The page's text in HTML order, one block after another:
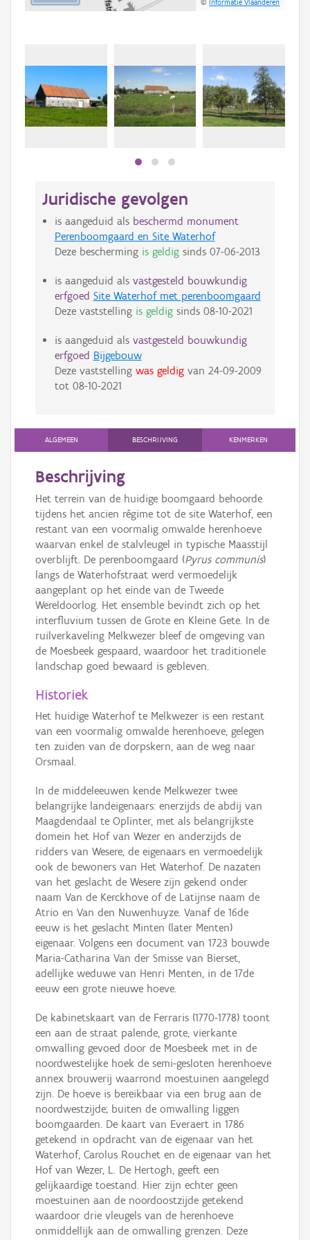
©Informatie Vlaanderen
Juridische gevolgen
is aangeduid als beschermd monument
Perenboomgaard en Site Waterhof
Deze bescherming is geldigsinds 07-06-2013
is aangeduid als vastgesteld bouwkundig
erfgoed Site Waterhof met perenboomgaard
Deze vaststelling is geldigsinds 08-10-2021
is aangeduid als vastgesteld bouwkundig
erfgoed Bijgebouw
Deze vaststelling was geldigvan 24-09-2009
tot 08-10-2021
ALGEMEEN BESCHRIJVING KENMERKEN
Beschrijving
Het terrein van de huidige boomgaard behoorde
tijdens het ancien régime tot de site Waterhof, een
restant van een voormalig omwalde herenhoeve
waarvan enkel de stalvleugel in typische Maasstijl
overblijft. De perenboomgaard (Pyrus communis)
langs de Waterhofstraat werd vermoedelijk
aangeplant op het einde van de Tweede
Wereldoorlog. Het ensemble bevindt zich op het
interfluvium tussen de Grote en Kleine Gete. In de
ruilverkaveling Melkwezer bleef de omgeving van
de Moesbeek gespaard, waardoor het traditionele
landschap goed bewaard is gebleven.
Historiek
Het huidige Waterhof te Melkwezer is een restant
van een voormalig omwalde herenhoeve, gelegen
ten zuiden van de dorpskern, aan de weg naar
Orsmaal.
In de middeleeuwen kende Melkwezer twee
belangrijke landeigenaars: enerzijds de abdij van
Maagdendaal te Oplinter, met als belangrijkste
domein het Hof van Wezer en anderzijds de
ridders van Wesere, de eigenaars en vermoedelijk
ook de bewoners van Het Waterhof. De nazaten
van het geslacht de Wesere zijn gekend onder
naam Van de Kerckhove of de Latijnse naam de
Atrio en Van den Nuwenhuyze. Vanaf de 16de
eeuw is het geslacht Minten (later Menten)
eigenaar. Volgens een document van 1723 bouwde
Maria-Catharina Van der Smisse van Bierset,
adellijke weduwe van Henri Menten, in de 17de
eeuw een grote nieuwe hoeve.
De kabinetskaart van de Ferraris (1770-1778) toont
een aan de straat palende, grote, vierkante
omwalling gevoed door de Moesbeek met in de
noordwestelijke hoek de semi-gesloten herenhoeve
annex brouwerij waarrond moestuinen aangelegd
zijn. De hoeve is bereikbaar via een brug aan de
noordwestzijde; buiten de omwalling liggen
boomgaarden. De kaart van Everaert in 1786
getekend in opdracht van de eigenaar van het
Waterhof, Carolus Rouchet en de eigenaar van het
Hof van Wezer, L. De Hertogh, geeft een
gelijkaardige toestand. Hier zijn echter geen
moestuinen aan de noordoostzijde getekend
waardoor drie vleugels van de herenhoeve
onmiddellijk aan de omwalling grenzen. Deze